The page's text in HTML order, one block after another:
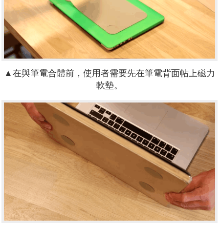
▲在與筆電合體前，使用者需要先在筆電背面帖上磁力
軟墊。